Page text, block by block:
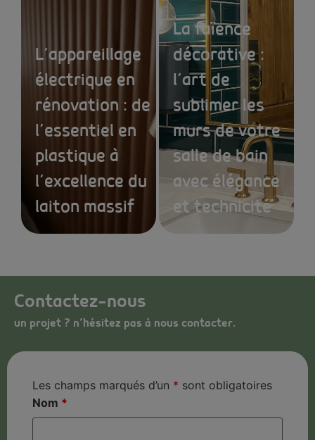
L’appareillage
électrique en
rénovation : de
l’essentiel en
plastique à
l’excellence du
laiton massif
La faïence
décorative :
l’art de
sublimer les
murs de votre
salle de bain
avec élégance
et technicité
Contactez-nous
un projet ? n’hésitez pas à nous contacter.
Les champs marqués d’un * sont obligatoires
Nom *